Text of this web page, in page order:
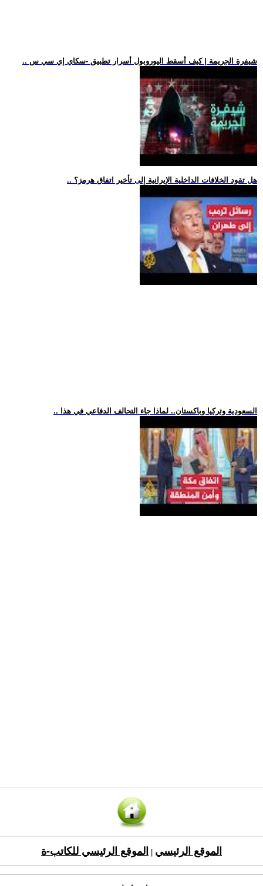
.. شيفرة الجريمة | كيف أسقط اليوروبول أسرار تطبيق -سكاي إي سي س
.. هل تقود الخلافات الداخلية الإيرانية إلى تأخير اتفاق هرمز؟
.. السعودية وتركيا وباكستان.. لماذا جاء التحالف الدفاعي في هذا
الموقع الرئيسي الموقع الرئيسي للكاتب-ة